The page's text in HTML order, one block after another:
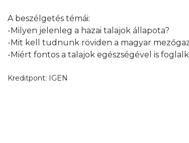
A beszélgetés témái:
-Milyen jelenleg a hazai talajok állapota?
-Mit kell tudnunk röviden a magyar
-Miért fontos a talajok egészségével is
Kreditpont: IGEN